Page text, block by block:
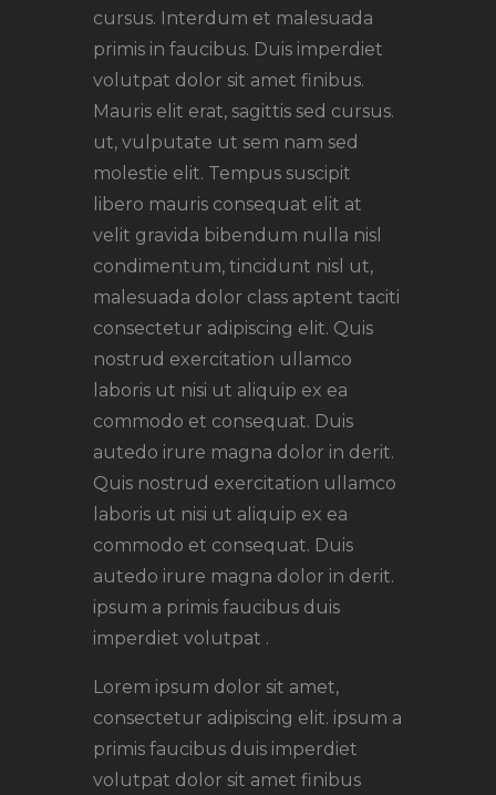
cursus. Interdum et malesuada
primis in faucibus. Duis imperdiet
volutpat dolor sit amet finibus.
Mauris elit erat, sagittis sed cursus.
ut, vulputate ut sem nam sed
molestie elit. Tempus suscipit
libero mauris consequat elit at
velit gravida bibendum nulla nisl
condimentum, tincidunt nisl ut,
malesuada dolor class aptent taciti
consectetur adipiscing elit. Quis
nostrud exercitation ullamco
laboris ut nisi ut aliquip ex ea
commodo et consequat. Duis
autedo irure magna dolor in derit.
Quis nostrud exercitation ullamco
laboris ut nisi ut aliquip ex ea
commodo et consequat. Duis
autedo irure magna dolor in derit.
ipsum a primis faucibus duis
imperdiet volutpat .
Lorem ipsum dolor sit amet,
consectetur adipiscing elit. ipsum a
primis faucibus duis imperdiet
volutpat dolor sit amet finibus